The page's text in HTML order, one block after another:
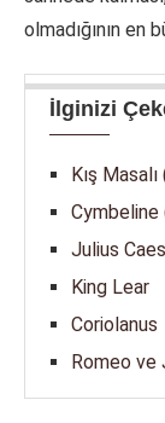
olmadığının en
İlginizi
Kış
Cymbeline
Julius
King Lear
Coriolanus
Romeo ve